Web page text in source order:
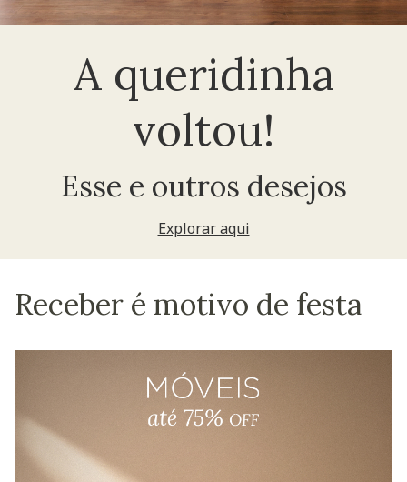
A queridinha
voltou!
Esse e outros desejos
Explorar aqui
Receber é motivo de festa